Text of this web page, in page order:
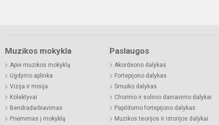
Muzikos mokykla
Apie muzikos mokyklą
Ugdymo aplinka
Vizija ir misija
Kolektyvai
Bendradarbiavimas
Priėmimas į mokyklą
Paslaugos
Akordeono dalykas
Fortepijono dalykas
Smuiko dalykas
Chorinio ir solinio dainavimo dalykai
Papildomo fortepijono dalykas
Muzikos teorijos ir istorijos dalykai